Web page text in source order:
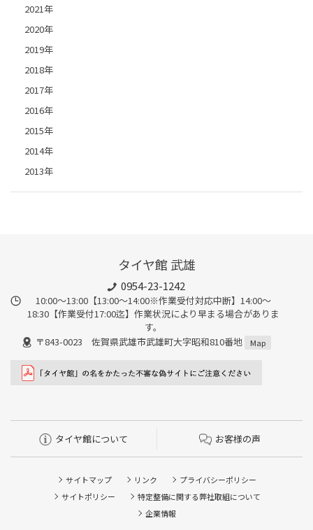
2021年
2020年
2019年
2018年
2017年
2016年
2015年
2014年
2013年
タイヤ館 武雄
0954-23-1242
10:00～13:00【13:00～14:00※作業受付対応中断】14:00～
18:30【作業受付17:00迄】作業状況により早まる場合がありま
す。
〒843-0023 佐賀県武雄市武雄町大字昭和810番地
Map
タイヤ館について お客様の声
サイトマップ リンク
プライバシーポリシー
サイトポリシー
特定整備に関する弊社取組について
企業情報